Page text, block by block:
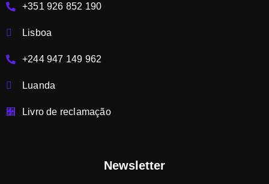
+351 926 852 190
Lisboa
+244 947 149 962
Luanda
Livro de reclamação
Newsletter